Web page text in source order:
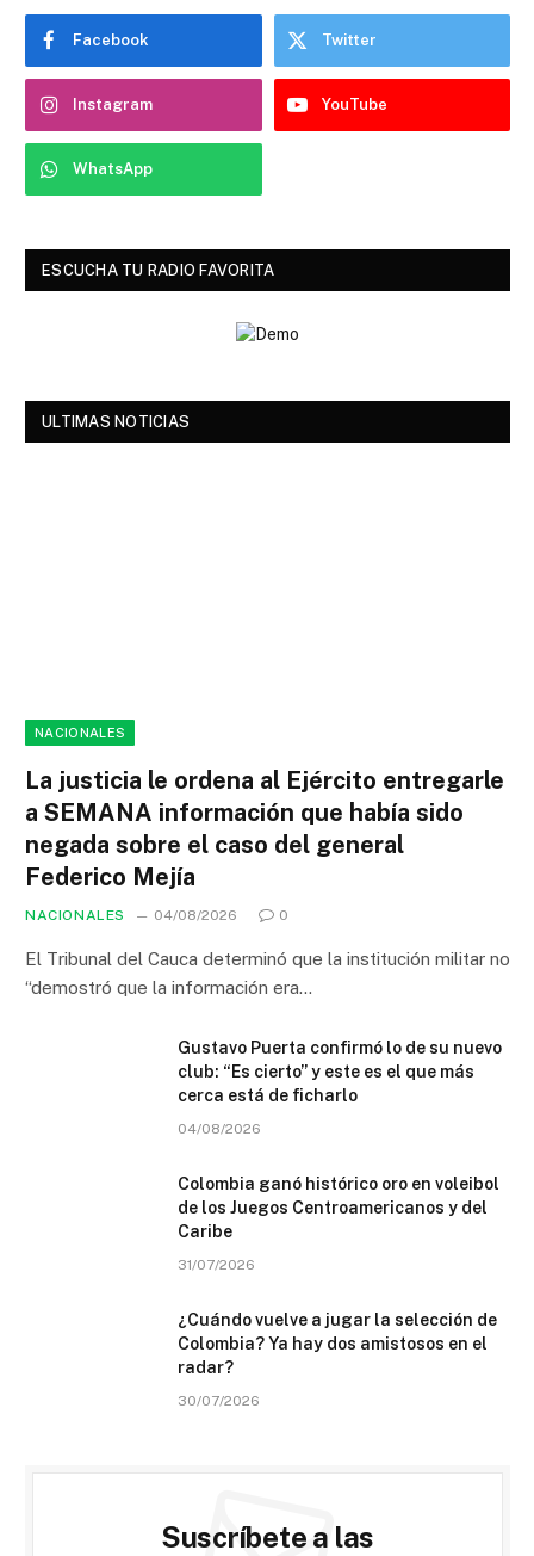
Facebook Twitter
Instagram YouTube
WhatsApp
ESCUCHA TU RADIO FAVORITA
ULTIMAS NOTICIAS
NACIONALES
La justicia le ordena al Ejército entregarle
a SEMANA información que había sido
negada sobre el caso del general
Federico Mejía
NACIONALES 04/08/2026 0
El Tribunal del Cauca determinó que la institución militar no
“demostró que la información era…
Gustavo Puerta confirmó lo de su nuevo
club: “Es cierto” y este es el que más
cerca está de ficharlo
04/08/2026
Colombia ganó histórico oro en voleibol
de los Juegos Centroamericanos y del
Caribe
31/07/2026
¿Cuándo vuelve a jugar la selección de
Colombia? Ya hay dos amistosos en el
radar?
30/07/2026
Suscríbete a las